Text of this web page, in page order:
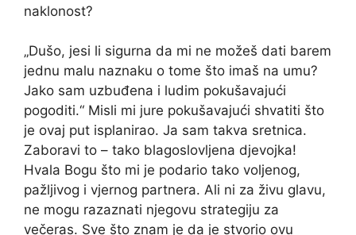
naklonost?
„Dušo, jesi li sigurna da mi ne možeš dati barem
jednu malu naznaku o tome što imaš na umu?
Jako sam uzbuđena i ludim pokušavajući
pogoditi.“ Misli mi jure pokušavajući shvatiti što
je ovaj put isplanirao. Ja sam takva sretnica.
Zaboravi to – tako blagoslovljena djevojka!
Hvala Bogu što mi je podario tako voljenog,
pažljivog i vjernog partnera. Ali ni za živu glavu,
ne mogu razaznati njegovu strategiju za
večeras. Sve što znam je da je stvorio ovu